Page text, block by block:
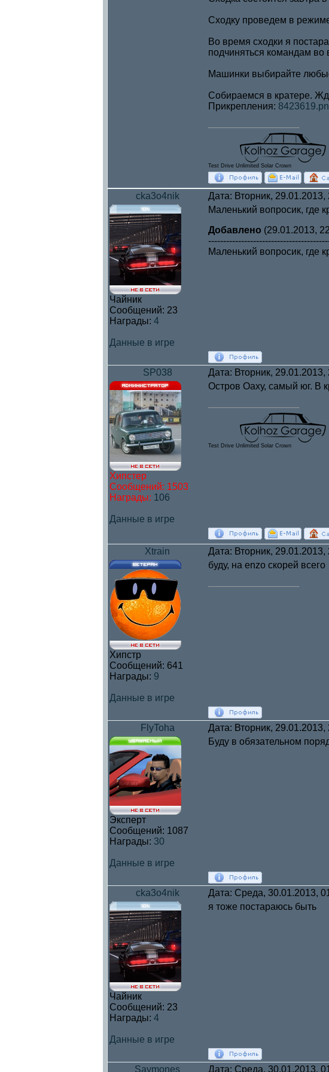
Сходку проведем в
Во время сходки я
подчиняться командам во
Машинки выбирайте
Собираемся в кратере.
Прикрепления:
Test Drive Unlimited Solar Crown
cka3o4nik Дата: Вторник,
Чайник
Сообщений: 23
Награды: 4
Данные в игре
Маленький вопросик, где
Добавлено (29.01.2013,
Маленький вопросик, где
SP038 Дата: Вторник,
Хипстер
Сообщений: 1503
Награды: 106
Данные в игре
Остров Оаху, самый юг. В
Test Drive Unlimited Solar Crown
Xtrain Дата: Вторник,
Хипстр
Сообщений: 641
Награды: 9
Данные в игре
буду, на enzo скорей всего
FlyToha Дата: Вторник,
Эксперт
Сообщений: 1087
Награды: 30
Данные в игре
Буду в обязательном
cka3o4nik Дата: Среда, 30.01.2013,
Чайник
Сообщений: 23
Награды: 4
Данные в игре
я тоже постараюсь быть
Saymones Дата: Среда, 30.01.2013,